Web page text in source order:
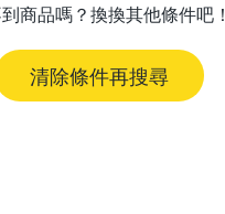
商品嗎？換換其他條件吧！
清除條件再搜尋